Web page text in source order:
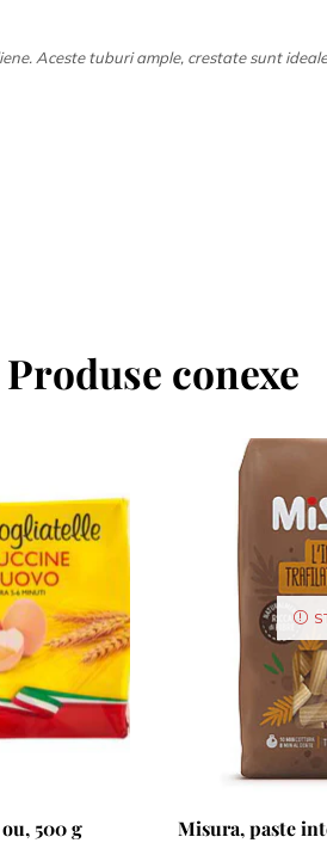
Aceste tuburi ample, crestate sunt
Produse conexe
500 g Misura, paste